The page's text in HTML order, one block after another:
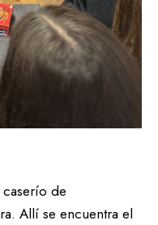
de
Allí se encuentra el